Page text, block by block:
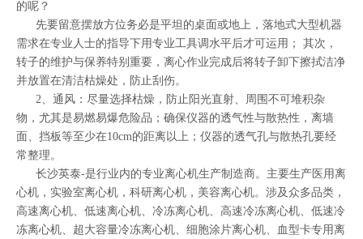
的呢？
先要留意摆放方位务必是平坦的桌面或地上，落地式大型机器
需求在专业人士的指导下用专业工具调水平后才可运用； 其次，
转子的维护与保养特别重要，离心作业完成后将转子卸下擦拭洁净
并放置在清洁枯燥处，防止刮伤。
2、通风：尽量选择枯燥，防止阳光直射、周围不可堆积杂
物，尤其是易燃易爆危险品；确保仪器的透气性与散热性，离墙
面、挡板等至少在10cm的距离以上；仪器的透气孔与散热孔要经
常整理。
长沙英泰-是行业内的专业离心机生产制造商。主要生产医用离
心机，实验室离心机，科研离心机，美容离心机。涉及众多品类，
高速离心机、低速离心机、冷冻离心机、高速冷冻离心机、低速冷
冻离心机、超大容量冷冻离心机、细胞涂片离心机、血型卡专用离